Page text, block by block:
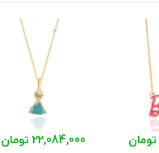
22,084,000 تومان